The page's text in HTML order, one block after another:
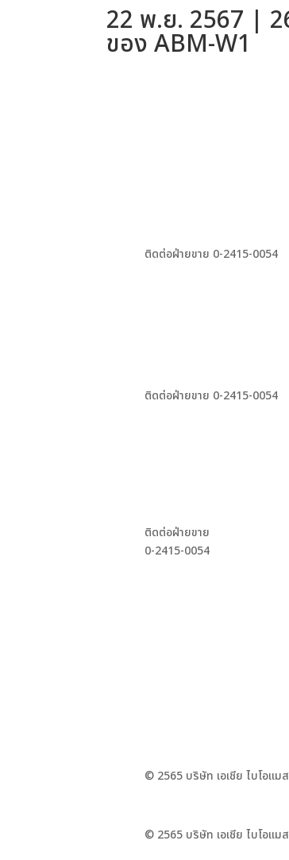
22 พ.ย. 2567 |
ของ ABM-W1
ติดต่อฝ่ายขาย 0-2415-0054
ติดต่อฝ่ายขาย 0-2415-0054
ติดต่อฝ่ายขาย
0-2415-0054
© 2565 บริษัท เอเชีย ไบโอแม
© 2565 บริษัท เอเชีย ไบโอแม